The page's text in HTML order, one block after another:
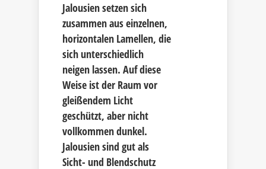
Jalousien setzen sich
zusammen aus einzelnen,
horizontalen Lamellen, die
sich unterschiedlich
neigen lassen. Auf diese
Weise ist der Raum vor
gleißendem Licht
geschützt, aber nicht
vollkommen dunkel.
Jalousien sind gut als
Sicht- und Blendschutz